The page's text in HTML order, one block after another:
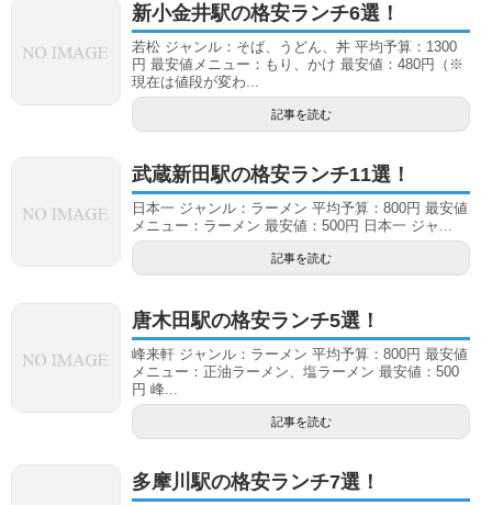
新小金井駅の格安ランチ6選！
若松 ジャンル：そば、うどん、丼 平均予算：1300
円 最安値メニュー：もり、かけ 最安値：480円（※
現在は値段が変わ...
記事を読む
武蔵新田駅の格安ランチ11選！
日本一 ジャンル：ラーメン 平均予算：800円 最安値
メニュー：ラーメン 最安値：500円 日本一 ジャ...
記事を読む
唐木田駅の格安ランチ5選！
峰来軒 ジャンル：ラーメン 平均予算：800円 最安値
メニュー：正油ラーメン、塩ラーメン 最安値：500
円 峰...
記事を読む
多摩川駅の格安ランチ7選！